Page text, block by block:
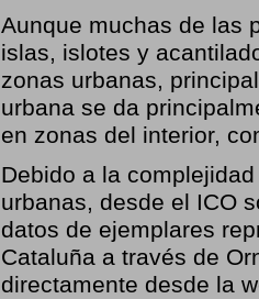
Aunque muchas de las
islas, islotes y
zonas urbanas,
urbana se da
en zonas del interior,
Debido a la
urbanas, desde el ICO
datos de ejemplares
Cataluña a través de
directamente desde la